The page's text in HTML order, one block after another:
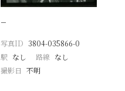
−
写真ID 3804-035866-0
駅 なし 路線 なし
撮影日 不明